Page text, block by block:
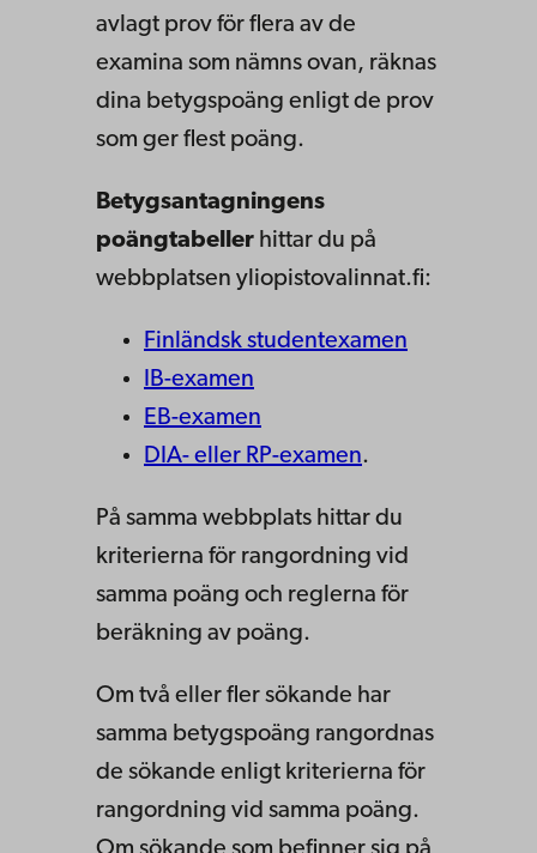
avlagt prov för flera av de
examina som nämns ovan, räknas
dina betygspoäng enligt de prov
som ger flest poäng.
Betygsantagningens
poängtabeller hittar du på
webbplatsen yliopistovalinnat.fi:
Finländsk studentexamen
IB-examen
EB-examen
DIA- eller RP-examen.
På samma webbplats hittar du
kriterierna för rangordning vid
samma poäng och reglerna för
beräkning av poäng.
Om två eller fler sökande har
samma betygspoäng rangordnas
de sökande enligt kriterierna för
rangordning vid samma poäng.